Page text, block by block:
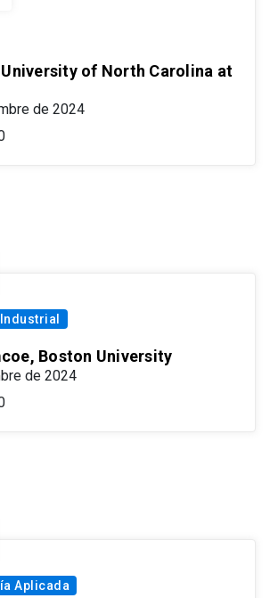
University of North Carolina at
de 2024
Boston University
de 2024
Aplicada